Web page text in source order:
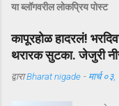
या ब्लॉगवरील लोकप्रिय पोस्ट
कापूरहोळ हादरलं!
थरारक सुटका. जेजुरी
द्वाराBharat nigade - मार्च